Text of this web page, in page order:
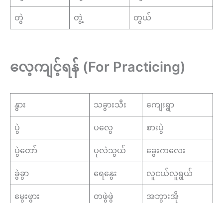
တွဲ တွဲ့ တွယ်
လေ့ကျင့်ရန် (For Practicing)
နွား သခွားသီး ကျေးရွာ
ပွဲ ပလွေ စားပွဲ
ပွဲတော် ပုလဲသွယ် ခွေးကလေး
ခွဲခွာ ရေနွေး လူငယ်လူရွယ်
မွေးဖွား တဖွဲဖွဲ အဘွားအို